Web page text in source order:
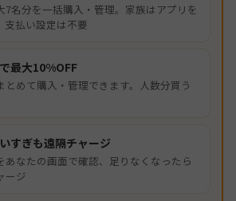
7名分を一括購入・管理。家族はアプリを
支払い設定は不要
最大10%OFF
とめて購入・管理できます。人数分買う
すぎも遠隔チャージ
あなたの画面で確認、足りなくなったら
ージ